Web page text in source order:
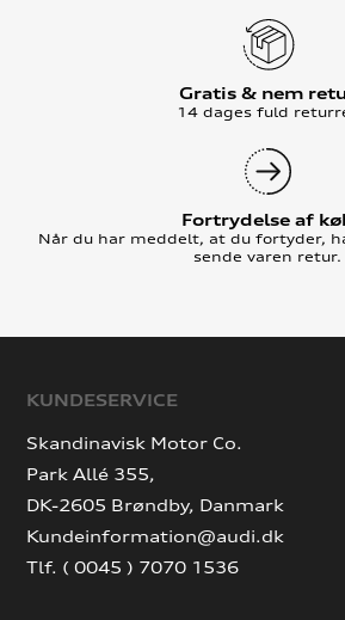
Gratis & nem
14 dages fuld
Fortrydelse af
Når du har meddelt, at du fortyder,
sende varen retur.
KUNDESERVICE
Skandinavisk Motor Co.
Park Allé 355,
DK-2605 Brøndby, Danmark
Kundeinformation@audi.dk
Tlf. ( 0045 ) 7070 1536